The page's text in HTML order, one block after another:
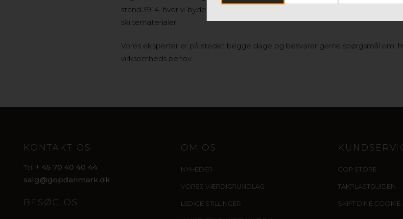
stand 3914, hvor vi byder på en forfriskning, mens vi kan drøfte vores brede
skiltematerialer.
Vores eksperter er på stedet begge dage og besvarer gerne spørgsmål om,
virksomheds behov.
KONTAKT OS
Tel: + 45 70 40 40 44
salg@gopdanmark.dk
BESØG OS
OM OS
NYHEDER
VORES VÆRDIGRUNDLAG
LEDIGE STILLINGER
GOP STORE
TAKPLASTGUIDEN
SKIFT DINE